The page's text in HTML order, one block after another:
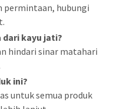
permintaan, hubungi
kayu jati?
hindari sinar matahari
ini?
untuk semua produk